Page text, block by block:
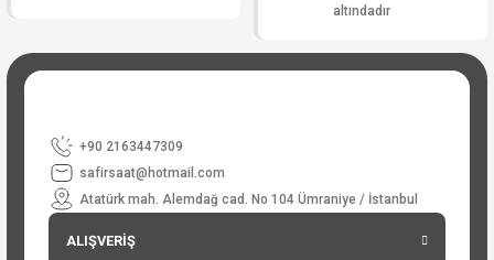
altındadır
+90 2163447309
safirsaat@hotmail.com
Atatürk mah. Alemdağ cad. No 104 Ümraniye / İstanbul
ALIŞVERİŞ